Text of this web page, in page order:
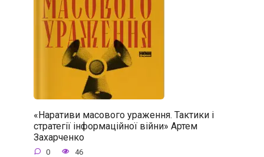
«Наративи масового ураження. Тактики і
стратегії інформаційної війни» Артем
Захарченко
0 46